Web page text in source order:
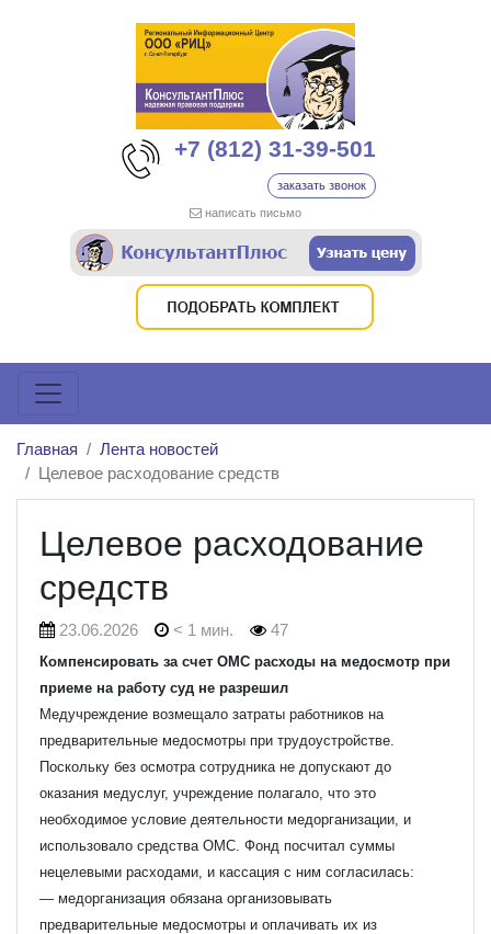
+7 (812) 31-39-501
заказать звонок
написать письмо
Главная
Лента новостей
Целевое расходование средств
Целевое расходование
средств
23.06.2026 < 1 мин. 47
Компенсировать за счет ОМС расходы на медосмотр при
приеме на работу суд не разрешил
Медучреждение возмещало затраты работников на
предварительные медосмотры при трудоустройстве.
Поскольку без осмотра сотрудника не допускают до
оказания медуслуг, учреждение полагало, что это
необходимое условие деятельности медорганизации, и
использовало средства ОМС. Фонд посчитал суммы
нецелевыми расходами, и кассация с ним согласилась:
— медорганизация обязана организовывать
предварительные медосмотры и оплачивать их из